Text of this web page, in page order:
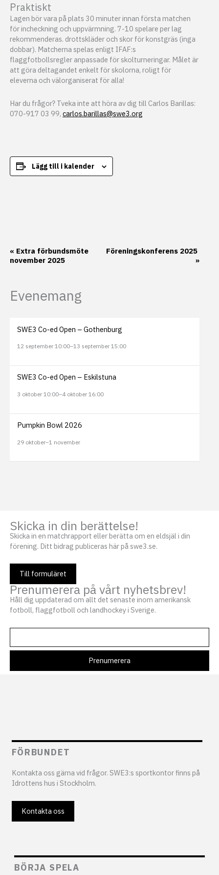
Praktiskt
Lagen bör vara på plats 30 minuter innan första matchen
för incheckning och uppvärmning. 7-10 spelare per lag
rekommenderas. drottskläder och skor för konstgräs (inga
dobbar). Matcherna spelas enligt IFAF:s
flaggfotbollsregler anpassade för skolturneringar. Målet är
att göra deltagandet enkelt för skolorna, roligt för
eleverna och välorganiserat för alla!
Har du frågor? Tveka inte att höra av dig till Carlos Barillas:
070-917 03 99, carlos.barillas@swe3.org
Lägg till i kalender
Evenemang-
« Extra förbundsmöte
november 2025
Föreningskonferens 2025
»
Evenemang
SWE3 Co-ed Open – Gothenburg
12 september 10:00–13 september 15:00
SWE3 Co-ed Open – Eskilstuna
3 oktober 10:00–4 oktober 16:00
Pumpkin Bowl 2026
29 oktober–1 november
Skicka in din berättelse!
Skicka in en matchrapport eller berätta om en eldsjäl i din
förening. Ditt bidrag publiceras här på swe3.se.
Till formuläret
Prenumerera på vårt nyhetsbrev!
Håll dig uppdaterad om allt det senaste inom amerikansk
fotboll, flaggfotboll och landhockey i Sverige.
FÖRBUNDET
Kontakta oss gärna vid frågor. SWE3:s sportkontor finns på
Idrottens hus i Stockholm.
Kontakta oss
BÖRJA SPELA